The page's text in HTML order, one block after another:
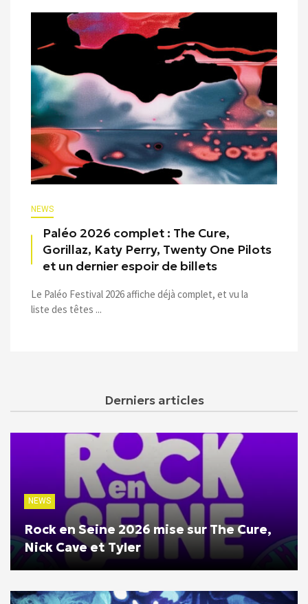
NEWS
Paléo 2026 complet : The Cure,
Gorillaz, Katy Perry, Twenty One Pilots
et un dernier espoir de billets
Le Paléo Festival 2026 affiche déjà complet, et vu la
liste des têtes ...
Derniers articles
NEWS
Rock en Seine 2026 mise sur The Cure,
Nick Cave et Tyler